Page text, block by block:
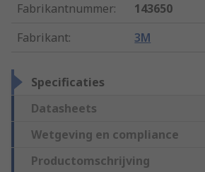
Fabrikantnummer:
143650
Fabrikant: 3M
Specificaties
Datasheets
Wetgeving en compliance
Productomschrijving